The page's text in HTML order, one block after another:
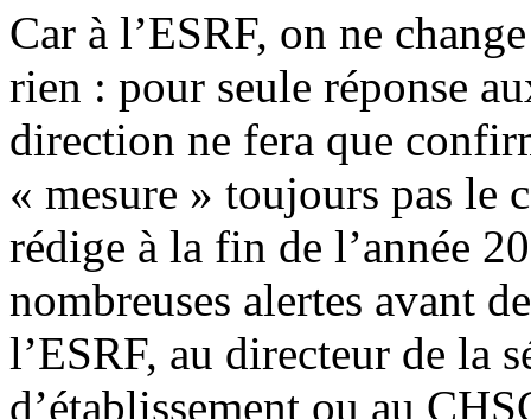
Car à l’ESRF, on ne
rien : pour seule réponse
direction ne fera que
« mesure » toujours pas le
rédige à la fin de l’année
nombreuses alertes avant
l’ESRF, au directeur de la
d’établissement ou au